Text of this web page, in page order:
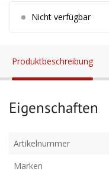
Nicht verfügbar
Produktbeschreibung
Eigenschaften
Artikelnummer
Marken